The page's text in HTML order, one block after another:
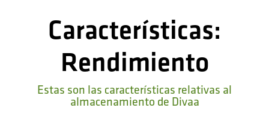
Características:
Rendimiento
Estas son las características relativas al
almacenamiento de Divaa